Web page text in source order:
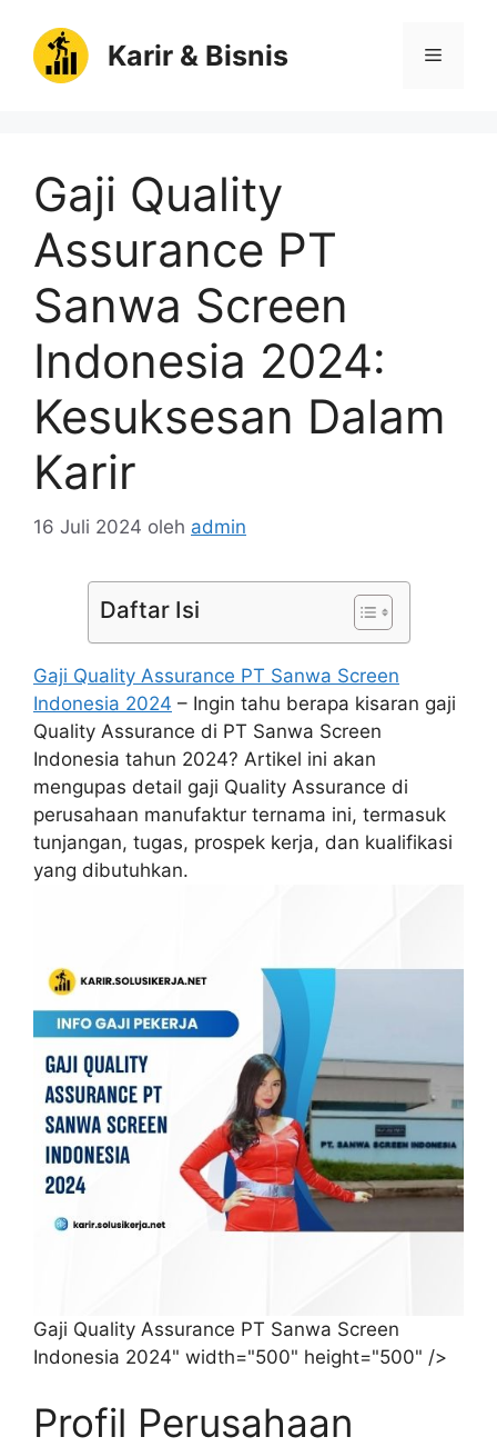
Karir & Bisnis Menu
Gaji Quality
Assurance PT
Sanwa Screen
Indonesia 2024:
Kesuksesan Dalam
Karir
16 Juli 2024 oleh admin
Daftar Isi
Gaji Quality Assurance PT Sanwa Screen
Indonesia 2024 – Ingin tahu berapa kisaran gaji
Quality Assurance di PT Sanwa Screen
Indonesia tahun 2024? Artikel ini akan
mengupas detail gaji Quality Assurance di
perusahaan manufaktur ternama ini, termasuk
tunjangan, tugas, prospek kerja, dan kualifikasi
yang dibutuhkan.
Gaji Quality Assurance PT Sanwa Screen
Indonesia 2024" width="500" height="500" />
Profil Perusahaan